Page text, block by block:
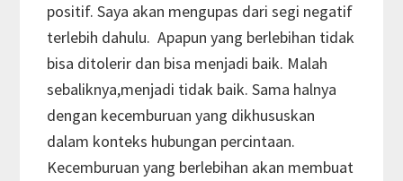
positif. Saya akan mengupas dari segi negatif
terlebih dahulu. Apapun yang berlebihan tidak
bisa ditolerir dan bisa menjadi baik. Malah
sebaliknya,menjadi tidak baik. Sama halnya
dengan kecemburuan yang dikhususkan
dalam konteks hubungan percintaan.
Kecemburuan yang berlebihan akan membuat